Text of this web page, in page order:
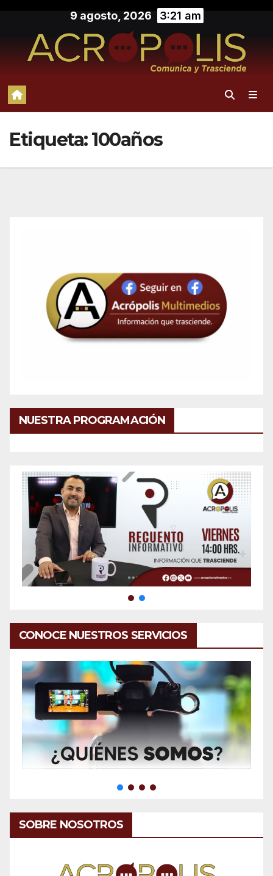
contenido
9 agosto, 2026 3:21 am
Etiqueta:100años
NUESTRA PROGRAMACIÓN
CONOCE NUESTROS SERVICIOS
SOBRE NOSOTROS